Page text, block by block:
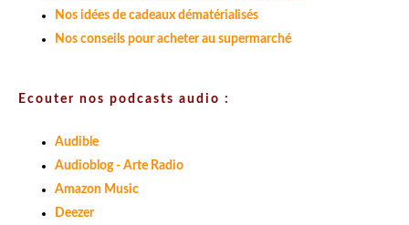
Nos idées de cadeaux dématérialisés
Nos conseils pour acheter au supermarché
Ecouter nos podcasts audio :
Audible
Audioblog - Arte Radio
Amazon Music
Deezer